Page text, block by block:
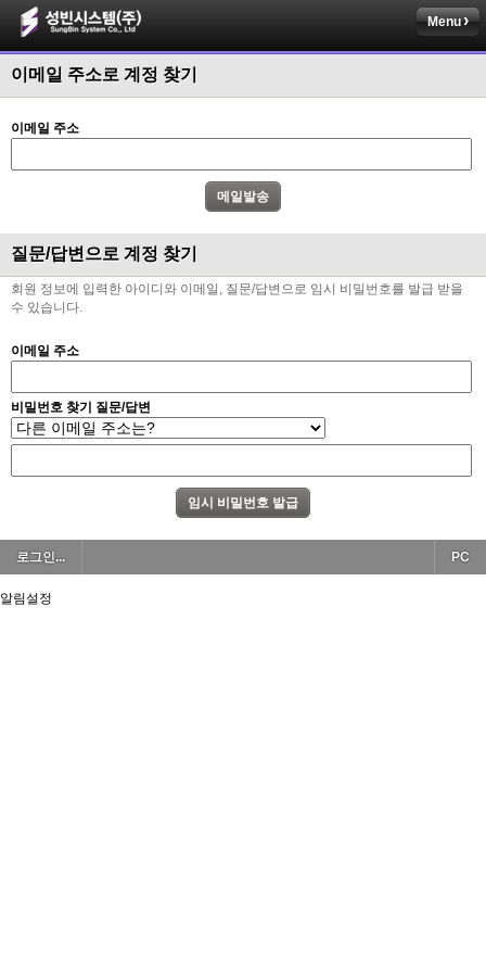
Menu
이메일 주소로 계정 찾기
이메일 주소
질문/답변으로 계정 찾기
회원 정보에 입력한 아이디와 이메일, 질문/답변으로 임시 비밀번호를 발급 받을
수 있습니다.
이메일 주소
비밀번호 찾기 질문/답변
로그인... PC
알림설정